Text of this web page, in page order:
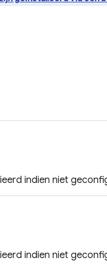
indien niet
indien niet